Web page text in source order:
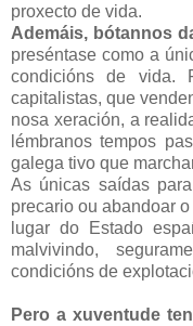
proxecto de vida.
Ademáis, bótannos
preséntase como a
condicións de vida.
capitalistas, que
nosa xeración, a
lémbranos tempos
galega tivo que
As únicas saídas
precario ou abandoar
lugar do Estado
malvivindo,
condicións de
Pero a xuventude